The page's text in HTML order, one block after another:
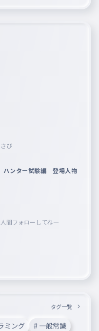
ンター試験編 登場人物
間フォローしてね―
タグ一覧
ミング # 一般常識